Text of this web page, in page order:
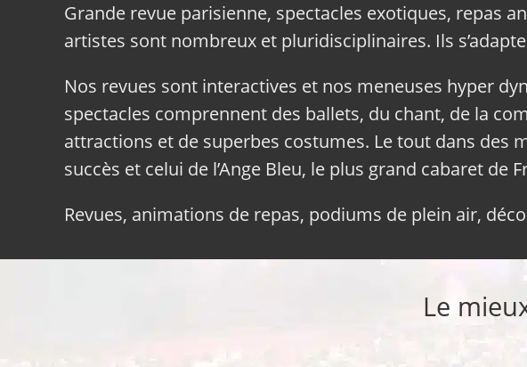
Grande revue parisienne, spectacles exotiques, repas
artistes sont nombreux et pluridisciplinaires. Ils
Nos revues sont interactives et nos meneuses hyper
spectacles comprennent des ballets, du chant, de la
attractions et de superbes costumes. Le tout dans des
succès et celui de l’Ange Bleu, le plus grand cabaret de
Revues, animations de repas, podiums de plein air,
Le